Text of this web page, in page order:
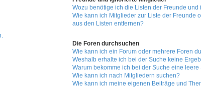
Wozu benötige ich die Listen der Freunde
Wie kann ich Mitglieder zur Liste der Freunde
aus den Listen entfernen?
Die Foren durchsuchen
Wie kann ich ein Forum oder mehrere Foren
Weshalb erhalte ich bei der Suche keine
Warum bekomme ich bei der Suche eine leere
Wie kann ich nach Mitgliedern suchen?
Wie kann ich meine eigenen Beiträge und